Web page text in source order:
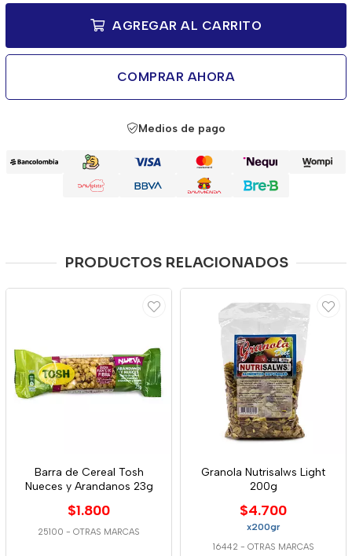
AGREGAR AL CARRITO
COMPRAR AHORA
Medios de pago
PRODUCTOS RELACIONADOS
Barra de Cereal Tosh
Nueces y Arandanos 23g
$1.800
25100 - OTRAS MARCAS
Granola Nutrisalws Light
200g
$4.700
x200gr
16442 - OTRAS MARCAS